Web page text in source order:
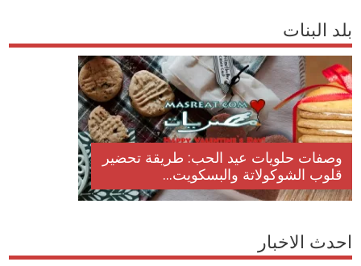
بلد البنات
وصفات حلويات عيد الحب: طريقة تحضير
قلوب الشوكولاتة والبسكويت...
احدث الاخبار